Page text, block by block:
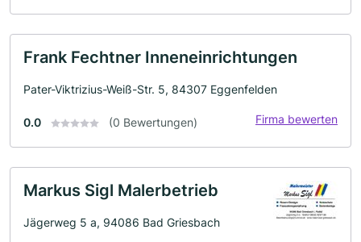
Frank Fechtner Inneneinrichtungen
Pater-Viktrizius-Weiß-Str. 5, 84307 Eggenfelden
0.0 (0 Bewertungen) Firma bewerten
Markus Sigl Malerbetrieb
Jägerweg 5 a, 94086 Bad Griesbach